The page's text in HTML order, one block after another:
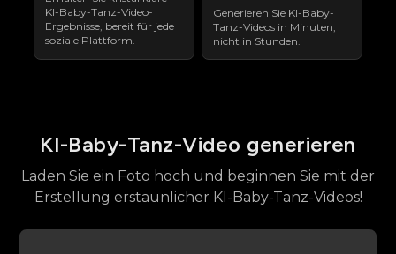
KI-Baby-Tanz-Video-
Ergebnisse, bereit für jede
soziale Plattform.
Generieren Sie KI-Baby-
Tanz-Videos in Minuten,
nicht in Stunden.
KI-Baby-Tanz-Video generieren
Laden Sie ein Foto hoch und beginnen Sie mit der
Erstellung erstaunlicher KI-Baby-Tanz-Videos!